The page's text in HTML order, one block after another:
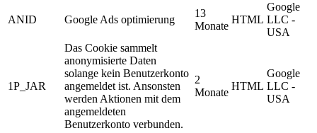
ANID Google Ads optimierung
13
Monate
HTML
Google
LLC -
USA
1P_JAR
Das Cookie sammelt
anonymisierte Daten
solange kein Benutzerkonto
angemeldet ist. Ansonsten
werden Aktionen mit dem
angemeldeten
Benutzerkonto verbunden.
2
Monate
HTML
Google
LLC -
USA